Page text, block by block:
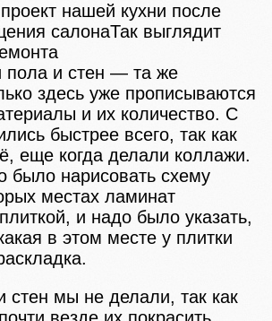
нашей кухни после
салонаТак выглядит
пола и стен — та же
здесь уже прописываются
и их количество. С
быстрее всего, так как
еще когда делали коллажи.
было нарисовать схему
местах ламинат
и надо было указать,
в этом месте у плитки
стен мы не делали, так как